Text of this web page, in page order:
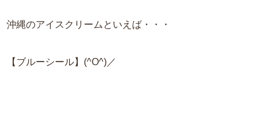
沖縄のアイスクリームといえば・・・
【ブルーシール】(^O^)／